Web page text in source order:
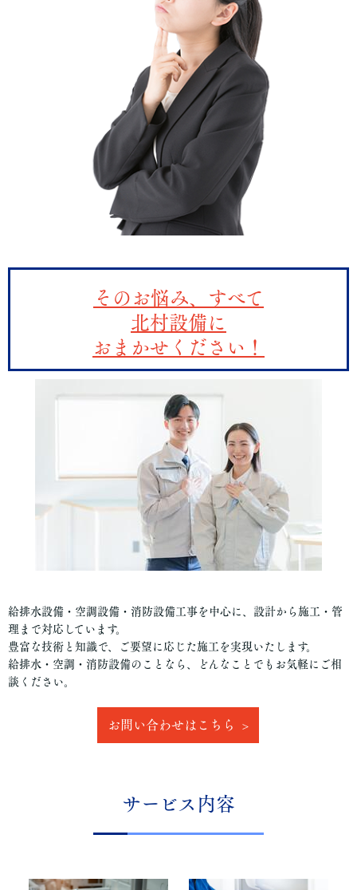
そのお悩み、すべて
北村設備に
おまかせください！
給排水設備・空調設備・消防設備工事を中心に、設計から施工・管
理まで対応しています。
豊富な技術と知識で、ご要望に応じた施工を実現いたします。
給排水・空調・消防設備のことなら、どんなことでもお気軽にご相
談ください。
お問い合わせはこちら
サービス内容